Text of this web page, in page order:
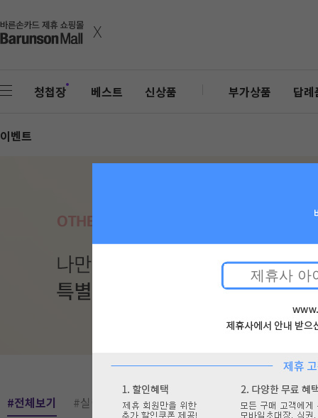
x
청첩장 베스트 신상품 부가상품 답례
이벤트
#전체보기 #실링 스티커 #컬러 봉투 #리본
#스티커